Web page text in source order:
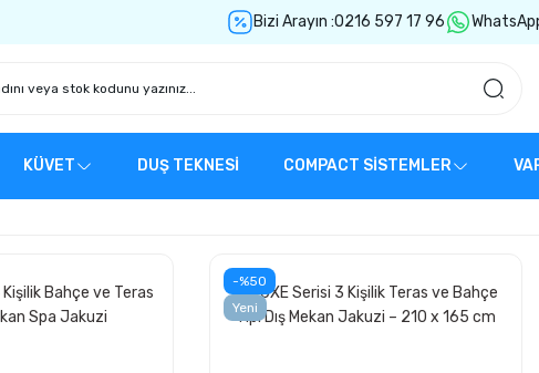
Bizi Arayın :0216 597 17 96
KÜVET DUŞ TEKNESİ COMPACT SİSTEMLER
Kişilik Bahçe ve Teras
Spa Jakuzi
-%50
Yeni
DELUXE Serisi 3 Kişilik Teras ve Bahçe
Tipi Dış Mekan Jakuzi – 210 x 165 cm